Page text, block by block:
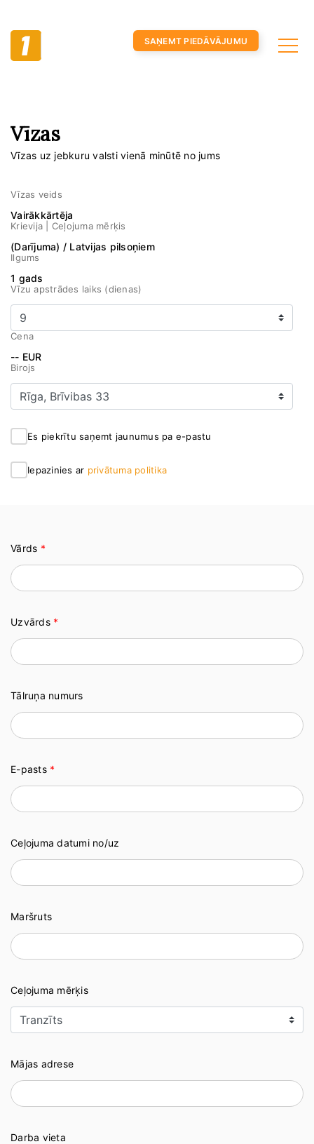
SAŅEMT PIEDĀVĀJUMU
Vīzas
Vīzas uz jebkuru valsti vienā minūtē no jums
Vīzas veids
Vairākkārtēja
Krievija | Ceļojuma mērķis
(Darījuma) / Latvijas pilsoņiem
Ilgums
1 gads
Vīzu apstrādes laiks (dienas)
Cena
-- EUR
Birojs
Es piekrītu saņemt jaunumus pa e-pastu
Iepazinies ar privātuma politika
Vārds *
Uzvārds *
Tālruņa numurs
E-pasts *
Ceļojuma datumi no/uz
Maršruts
Ceļojuma mērķis
Mājas adrese
Darba vieta